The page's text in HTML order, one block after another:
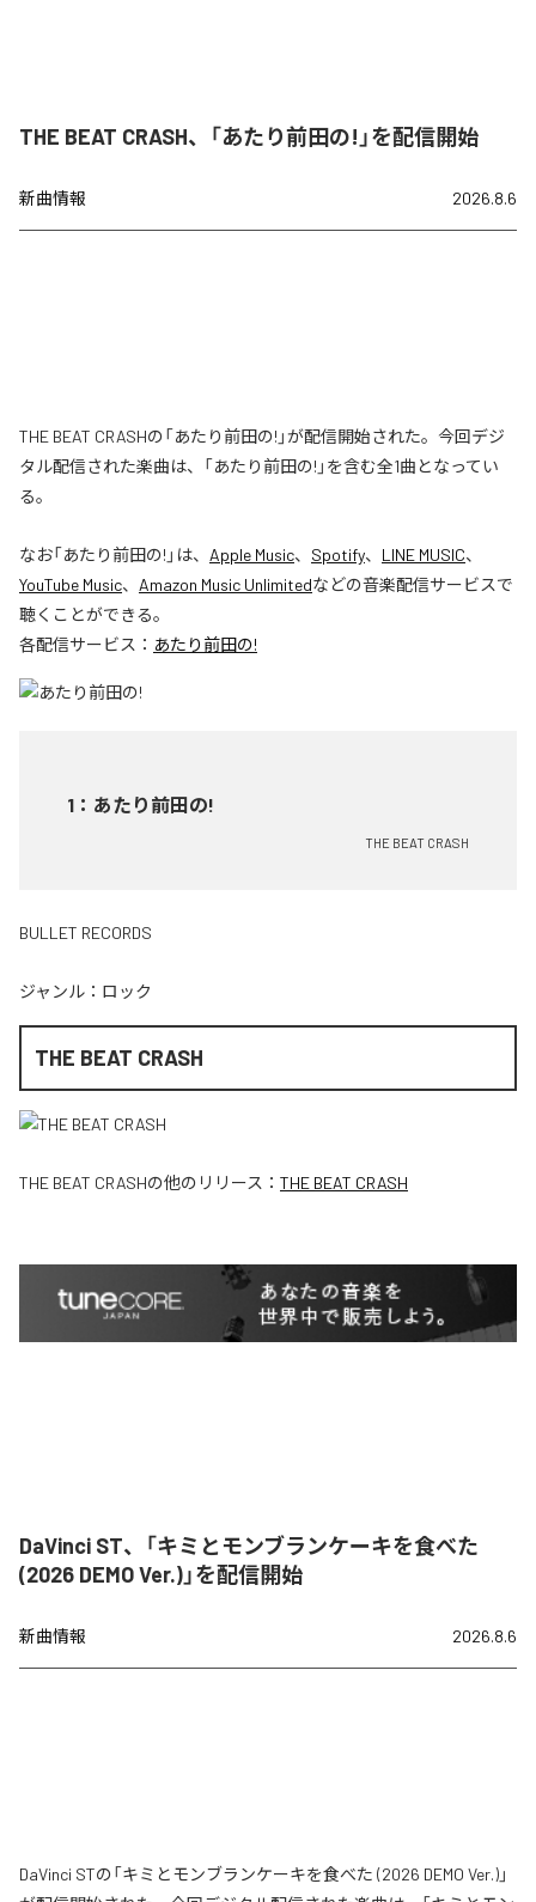
THE BEAT CRASH、「あたり前田の!」を配信開始
新曲情報 2026.8.6
THE BEAT CRASHの「あたり前田の!」が配信開始された。今回デジ
タル配信された楽曲は、「あたり前田の!」を含む全1曲となってい
る。
なお「あたり前田の! 」は、 Apple Music、 Spotify、 LINE MUSIC、
YouTube Music、 Amazon Music Unlimitedなどの音楽配信サービスで
聴くことができる。
各配信サービス： あたり前田の!
1 ： あたり前田の!
THE BEAT CRASH
BULLET RECORDS
ジャンル： ロック
THE BEAT CRASH
THE BEAT CRASHの他のリリース： THE BEAT CRASH
DaVinci ST、「キミとモンブランケーキを食べた
(2026 DEMO Ver.)」を配信開始
新曲情報 2026.8.6
DaVinci STの「キミとモンブランケーキを食べた (2026 DEMO Ver.)」